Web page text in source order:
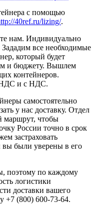
с помощью
40ref.ru/lizing/.
нам. Индивидуально
все необходимые
который будет
и бюджету. Вышлем
контейнеров.
НДС и с НДС.
самостоятельно
у нас доставку. Отдел
маршрут, чтобы
России точно в срок
застраховать
вы были уверены в его
поэтому по каждому
логистики
доставки вашего
+7 (800) 600-73-64.